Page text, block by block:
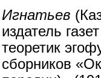
Игнатьев
издатель
теоретик
сборников